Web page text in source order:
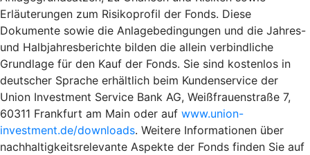
Erläuterungen zum Risikoprofil der Fonds. Diese
Dokumente sowie die Anlagebedingungen und die Jahres-
und Halbjahresberichte bilden die allein verbindliche
Grundlage für den Kauf der Fonds. Sie sind kostenlos in
deutscher Sprache erhältlich beim Kundenservice der
Union Investment Service Bank AG, Weißfrauenstraße 7,
60311 Frankfurt am Main oder auf www.union-
investment.de/downloads. Weitere Informationen über
nachhaltigkeitsrelevante Aspekte der Fonds finden Sie auf